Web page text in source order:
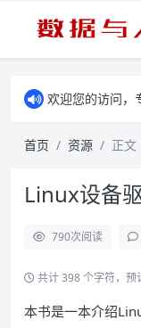
欢迎您的访问，
首页 资源 正文
Linux设备
790次阅读
共计 398 个字符，预
本书是一本介绍